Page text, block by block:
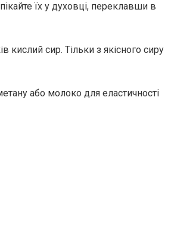
їх у духовці, переклавши в
кислий сир. Тільки з якісного сиру
або молоко для еластичності